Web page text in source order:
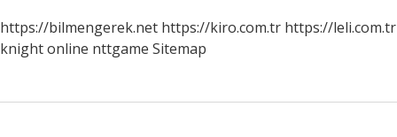
https://bilmengerek.net https://kiro.com.tr https://leli.com.tr
knight online nttgame Sitemap